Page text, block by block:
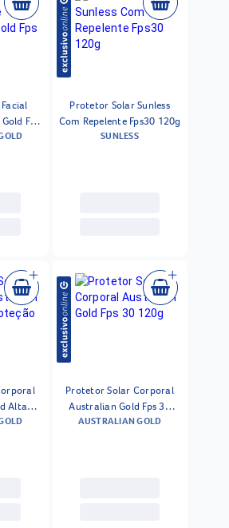
Fps
Protetor Solar Sunless
Com Repelente Fps30 120g
SUNLESS
Alta
120g
Protetor Solar Corporal
Australian Gold Fps 30
120g
AUSTRALIAN GOLD